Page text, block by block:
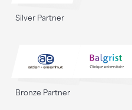
Silver Partner
Bronze Partner